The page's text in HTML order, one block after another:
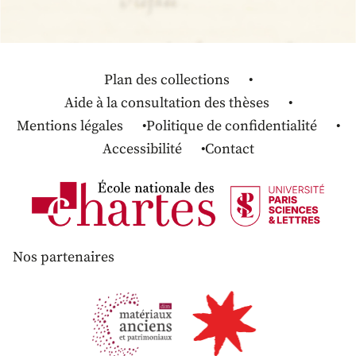
Plan des collections
Aide à la consultation des thèses
Mentions légales
Politique de confidentialité
Accessibilité
Contact
Nos partenaires